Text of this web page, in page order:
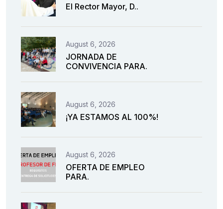
El Rector Mayor, D..
August 6, 2026
JORNADA DE
CONVIVENCIA PARA.
August 6, 2026
¡YA ESTAMOS AL 100%!
August 6, 2026
OFERTA DE EMPLEO
PARA.